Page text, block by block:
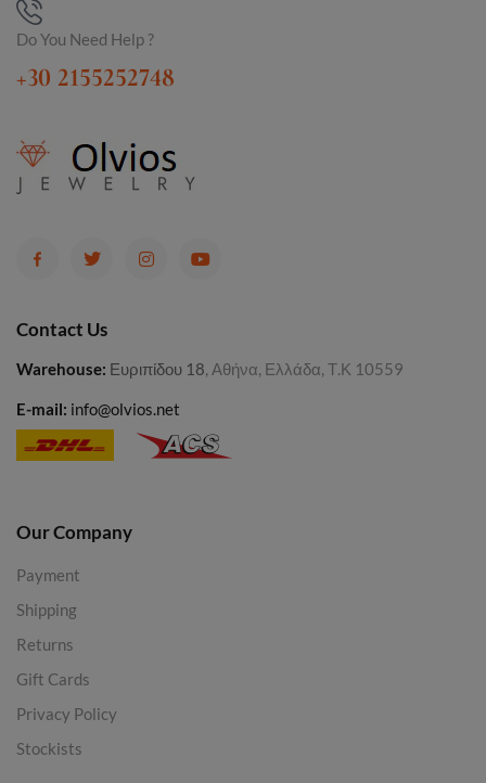
Do You Need Help ?
+30 2155252748
Contact Us
Warehouse: Ευριπίδου 18, Αθήνα, Ελλάδα, Τ.Κ 10559
E-mail: info@olvios.net
Our Company
Payment
Shipping
Returns
Gift Cards
Privacy Policy
Stockists